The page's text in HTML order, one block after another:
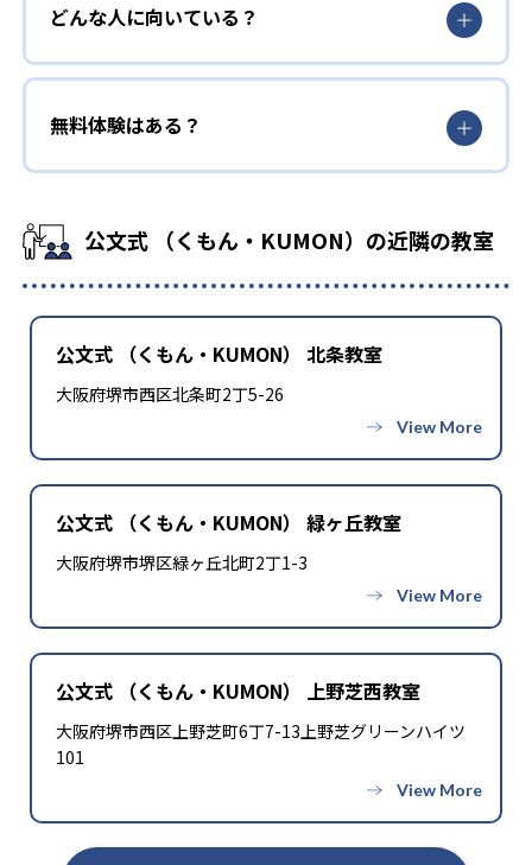
どんな人に向いている？
無料体験はある？
公文式 （くもん・KUMON）の近隣の教室
公文式 （くもん・KUMON） 北条教室
大阪府堺市西区北条町2丁5-26
公文式 （くもん・KUMON） 緑ヶ丘教室
大阪府堺市堺区緑ヶ丘北町2丁1-3
公文式 （くもん・KUMON） 上野芝西教室
大阪府堺市西区上野芝町6丁7-13上野芝グリーンハイツ
101